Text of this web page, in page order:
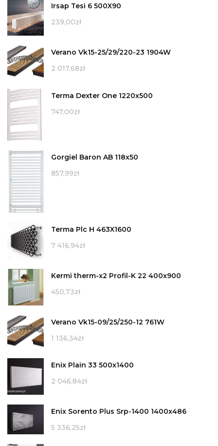
Irsap Tesi 6 500X90
239,00zł
Verano Vk15-25/29/220-23 1904W
2 017,68zł
Terma Dexter One 1220x500
747,00zł
Gorgiel Baron AB 118x50
857,99zł
Terma Plc H 463X1600
7 416,94zł
Kermi therm-x2 Profil-K 22 400x900
450,73zł
Verano Vk15-09/25/250-12 761W
1 136,34zł
Enix Plain 33 500x1400
2 046,84zł
Enix Sorento Plus Srp-1400 1400x486
5 336,25zł